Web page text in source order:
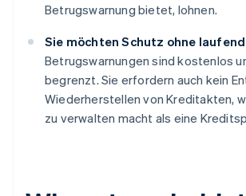
Betrugswarnung bietet, lohnen.
Sie möchten Schutz ohne
Betrugswarnungen sind kostenlos
begrenzt. Sie erfordern auch kein
Wiederherstellen von Kreditakten,
zu verwalten macht als eine